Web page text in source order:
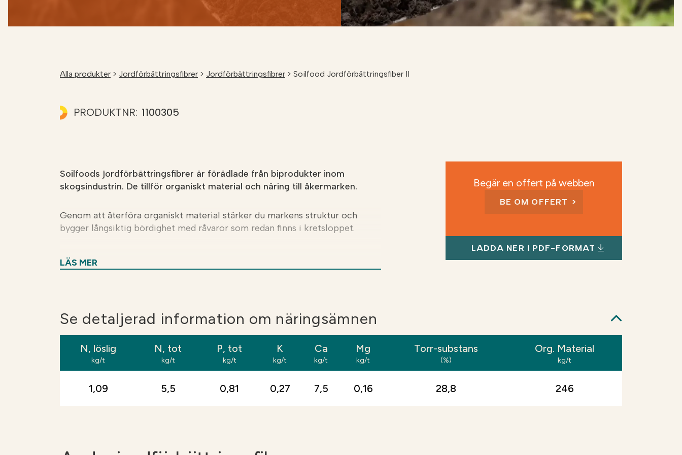
Alla produkter > Jordförbättringsfibrer > Jordförbättringsfibrer > Soilfood Jordförbättringsfiber II
PRODUKTNR: 1100305
Soilfoods jordförbättringsfibrer är förädlade från biprodukter inom
skogsindustrin. De tillför organiskt material och näring till åkermarken.
Genom att återföra organiskt material stärker du markens struktur och
bygger långsiktig bördighet med råvaror som redan finns i kretsloppet.
För vem?
och förbättra markens näringsstatus. Spridning av jordförbättringsfiber
Fördelar:En spridning av Soilfoods jordförbättringsfibrer ger ett tydligt
tillskott av organiskt material och främjar markens struktur och
odlingssäkerhet. Spridningsmängder på 15–50 ton per hektar höjer
LÄS MER
Begär en offert på webben
BE OM OFFERT
LADDA NER I PDF-FORMAT
Se detaljerad information om näringsämnen
N, löslig N, tot P, tot K Ca Mg Torr-substans Org. Material
kg/t kg/t kg/t kg/t kg/t kg/t (%) kg/t
1,09 5,5 0,81 0,27 7,5 0,16 28,8 246